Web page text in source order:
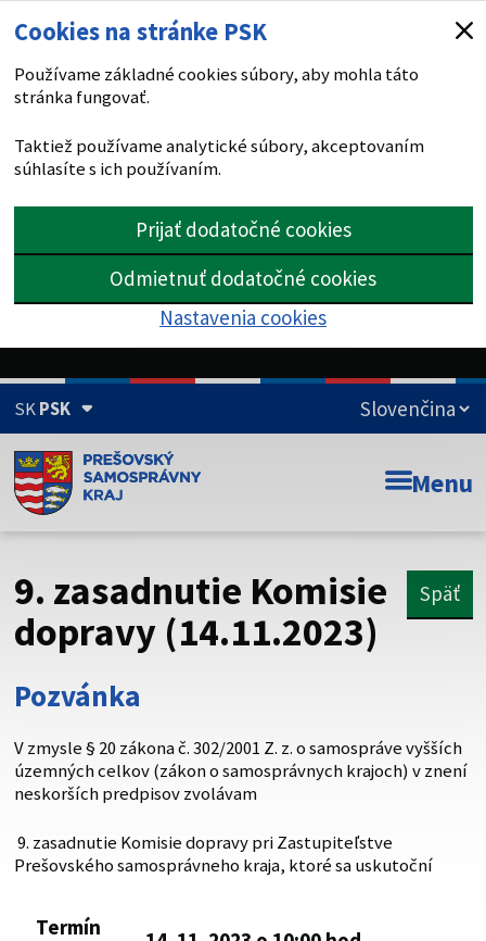
Cookies na stránke PSK
Používame základné cookies súbory, aby mohla táto
stránka fungovať.
Taktiež používame analytické súbory, akceptovaním
súhlasíte s ich používaním.
Prijať dodatočné cookies
Odmietnuť dodatočné cookies
Nastavenia cookies
SKPSK
Doména psk.sk je oficiálna
Toto je oficiálna webová stránka Prešovského
Táto stránka je zabezpečená
cez zabezpečenú webovú stránku. Zabezpečená stránka
vždy začína https:// pred názvom domény webového sídla.
Menu
9. zasadnutie Komisie
dopravy (14.11.2023)
Späť
Pozvánka
V zmysle § 20 zákona č. 302/2001 Z. z. o samospráve vyšších
územných celkov (zákon o samosprávnych krajoch) v znení
neskorších predpisov zvolávam
9. zasadnutie Komisie dopravy pri Zastupiteľstve
Prešovského samosprávneho kraja, ktoré sa uskutoční
Termín